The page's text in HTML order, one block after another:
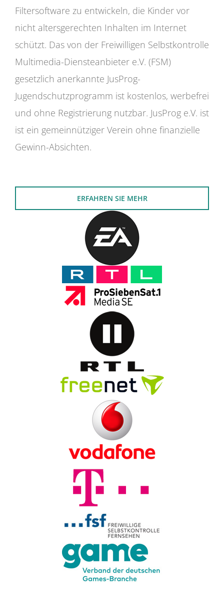
Filtersoftware zu entwickeln, die Kinder vor
nicht altersgerechten Inhalten im Internet
schützt. Das von der Freiwilligen Selbstkontrolle
Multimedia-Diensteanbieter e.V. (FSM)
gesetzlich anerkannte JusProg-
Jugendschutzprogramm ist kostenlos, werbefrei
und ohne Registrierung nutzbar. JusProg e.V. ist
ist ein gemeinnütziger Verein ohne finanzielle
Gewinn-Absichten.
ERFAHREN SIE MEHR